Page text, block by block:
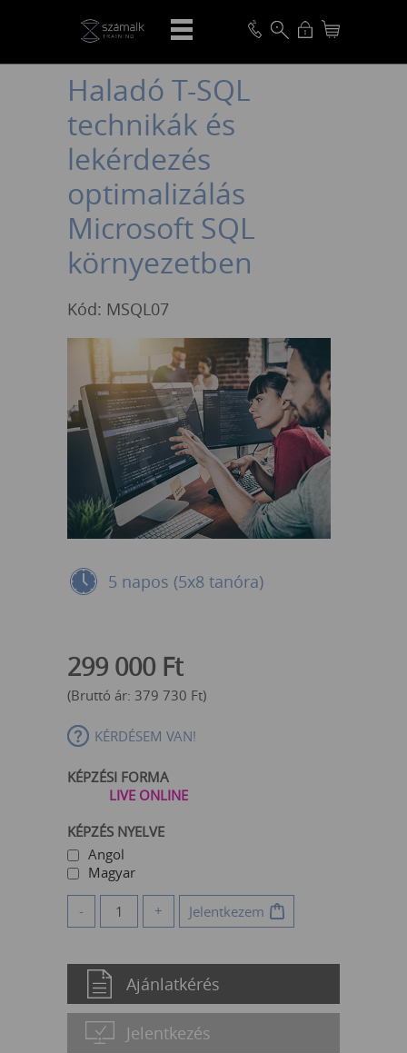
VISSZA
Haladó T-SQL
technikák és
lekérdezés
optimalizálás
Microsoft SQL
környezetben
Kód: MSQL07
5 napos (5x8 tanóra)
299 000 Ft
(Bruttó ár: 379 730 Ft)
KÉRDÉSEM VAN!
KÉPZÉSI FORMA
LIVE ONLINE
KÉPZÉS NYELVE
Angol
Magyar
- + Jelentkezem
Ajánlatkérés
Jelentkezés